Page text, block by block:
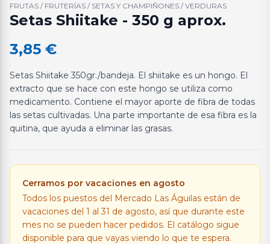
FRUTAS / FRUTERÍAS / SETAS Y CHAMPIÑONES / VERDURAS
Setas Shiitake - 350 g aprox.
3,85 €
Setas Shiitake 350gr./bandeja. El shiitake es un hongo. El
extracto que se hace con este hongo se utiliza como
medicamento. Contiene el mayor aporte de fibra de todas
las setas cultivadas. Una parte importante de esa fibra es la
quitina, que ayuda a eliminar las grasas.
Cerramos por vacaciones en agosto
Todos los puestos del Mercado Las Águilas están de
vacaciones del 1 al 31 de agosto, así que durante este
mes no se pueden hacer pedidos. El catálogo sigue
disponible para que vayas viendo lo que te espera.